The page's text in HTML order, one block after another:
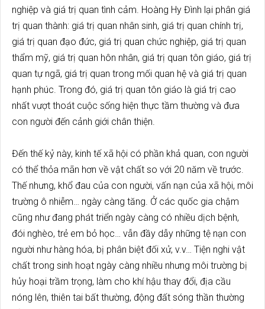
nghiệp và giá trị quan tình cảm. Hoàng Hy Đình lại phân giá
trị quan thành: giá trị quan nhân sinh, giá trị quan chính trị,
giá trị quan đạo đức, giá trị quan chức nghiệp, giá trị quan
thẩm mỹ, giá trị quan hôn nhân, giá trị quan tôn giáo, giá trị
quan tự ngã, giá trị quan trong mối quan hệ và giá trị quan
hạnh phúc. Trong đó, giá trị quan tôn giáo là giá trị cao
nhất vượt thoát cuộc sống hiện thực tầm thường và đưa
con người đến cảnh giới chân thiện.
Đến thế kỷ này, kinh tế xã hội có phần khả quan, con người
có thể thỏa mãn hơn về vật chất so với 20 năm về trước.
Thế nhưng, khổ đau của con người, vấn nạn của xã hội, môi
trường ô nhiễm… ngày càng tăng. Ở các quốc gia chậm
cũng như đang phát triển ngày càng có nhiều dịch bệnh,
đói nghèo, trẻ em bỏ học… vẫn đầy dẫy những tệ nạn con
người như hàng hóa, bị phân biệt đối xử, v.v… Tiện nghi vật
chất trong sinh hoạt ngày càng nhiều nhưng môi trường bị
hủy hoại trầm trọng, làm cho khí hậu thay đổi, địa cầu
nóng lên, thiên tai bất thường, động đất sóng thần thường